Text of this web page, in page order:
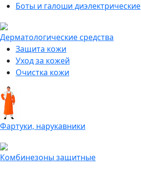
Боты и галоши диэлектрические
Дерматологические средства
Защита кожи
Уход за кожей
Очистка кожи
Фартуки, нарукавники
Комбинезоны защитные